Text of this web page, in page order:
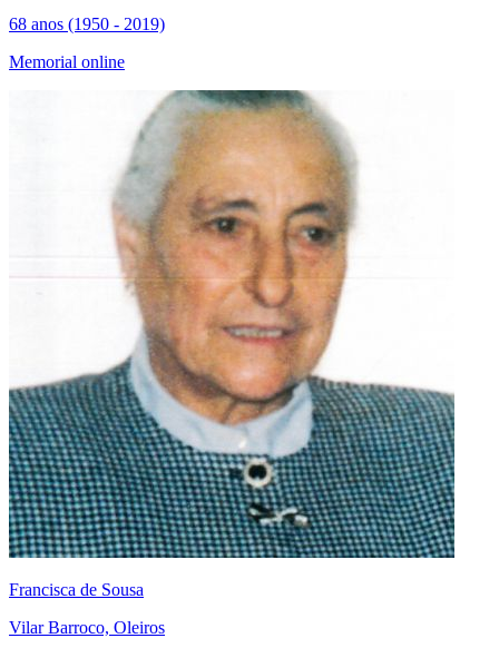
68 anos (1950 - 2019)
Memorial online
Francisca de Sousa
Vilar Barroco, Oleiros